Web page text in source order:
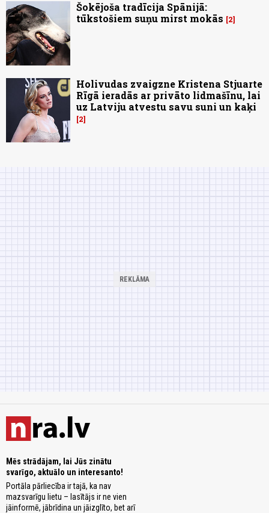
Šokējoša tradīcija Spānijā:
tūkstošiem suņu mirst mokās
2
Holivudas zvaigzne Kristena Stjuarte
Rīgā ieradās ar privāto lidmašīnu, lai
uz Latviju atvestu savu suni un kaķi
2
Mēs strādājam, lai Jūs zinātu
svarīgo, aktuālo un interesanto!
Portāla pārliecība ir tajā, ka nav
mazsvarīgu lietu – lasītājs ir ne vien
jāinformē, jābrīdina un jāizglīto, bet arī